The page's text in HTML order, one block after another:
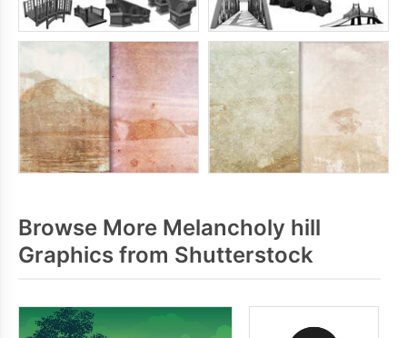
Browse More Melancholy hill
Graphics from Shutterstock